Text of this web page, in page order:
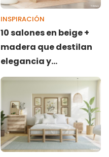
INSPIRACIÓN
10 salones en beige +
madera que destilan
elegancia y
luminosidad